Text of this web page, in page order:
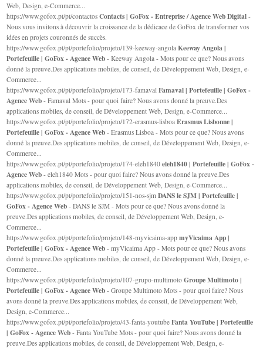
Web, Design, e-Commerce...
https://www.gofox.pt/pt/contactosContacts | GoFox - Entreprise / Agence Web Digital -
Nous vous invitons à découvrir la croissance de la dédicace de GoFox de transformer vos
idées en projets couronnés de succès.
https://www.gofox.pt/pt/portefolio/projeto/139-keeway-angolaKeeway Angola |
Portefeuille | GoFox - Agence Web - Keeway Angola - Mots pour ce que? Nous avons
donné la preuve.Des applications mobiles, de conseil, de Développement Web, Design, e-
Commerce...
https://www.gofox.pt/pt/portefolio/projeto/173-famavalFamaval | Portefeuille | GoFox -
Agence Web - Famaval Mots - pour quoi faire? Nous avons donné la preuve.Des
applications mobiles, de conseil, de Développement Web, Design, e-Commerce...
https://www.gofox.pt/pt/portefolio/projeto/172-erasmus-lisboaErasmus Lisbonne |
Portefeuille | GoFox - Agence Web - Erasmus Lisboa - Mots pour ce que? Nous avons
donné la preuve.Des applications mobiles, de conseil, de Développement Web, Design, e-
Commerce...
https://www.gofox.pt/pt/portefolio/projeto/174-eleh1840eleh1840 | Portefeuille | GoFox -
Agence Web - eleh1840 Mots - pour quoi faire? Nous avons donné la preuve.Des
applications mobiles, de conseil, de Développement Web, Design, e-Commerce...
https://www.gofox.pt/pt/portefolio/projeto/151-nos-sjmDANS le SJM | Portefeuille |
GoFox - Agence Web - DANS le SJM - Mots pour ce que? Nous avons donné la
preuve.Des applications mobiles, de conseil, de Développement Web, Design, e-
Commerce...
https://www.gofox.pt/pt/portefolio/projeto/148-myvicaima-appmyVicaima App |
Portefeuille | GoFox - Agence Web - myVicaima App - Mots pour ce que? Nous avons
donné la preuve.Des applications mobiles, de conseil, de Développement Web, Design, e-
Commerce...
https://www.gofox.pt/pt/portefolio/projeto/107-grupo-multimotoGroupe Multimoto |
Portefeuille | GoFox - Agence Web - Groupe Multimoto Mots - pour quoi faire? Nous
avons donné la preuve.Des applications mobiles, de conseil, de Développement Web,
Design, e-Commerce...
https://www.gofox.pt/pt/portefolio/projeto/43-fanta-youtubeFanta YouTube | Portefeuille
| GoFox - Agence Web - Fanta YouTube Mots - pour quoi faire? Nous avons donné la
preuve.Des applications mobiles, de conseil, de Développement Web, Design, e-